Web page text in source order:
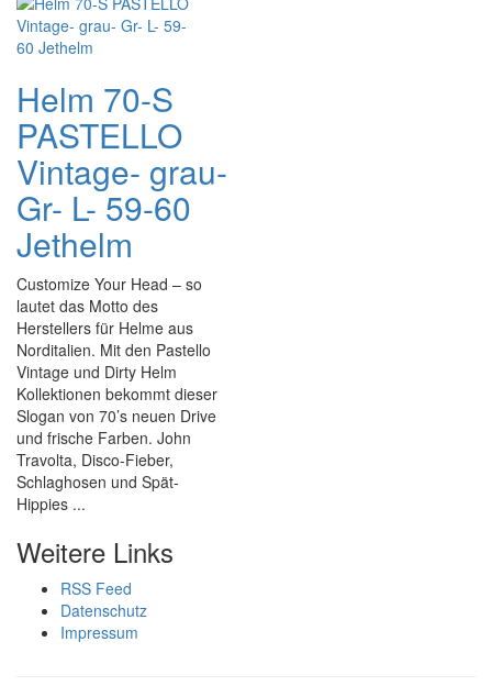
Helm 70-S
PASTELLO
Vintage- grau-
Gr- L- 59-60
Jethelm
Customize Your Head – so
lautet das Motto des
Herstellers für Helme aus
Norditalien. Mit den Pastello
Vintage und Dirty Helm
Kollektionen bekommt dieser
Slogan von 70’s neuen Drive
und frische Farben. John
Travolta, Disco-Fieber,
Schlaghosen und Spät-
Hippies ...
Weitere Links
RSS Feed
Datenschutz
Impressum